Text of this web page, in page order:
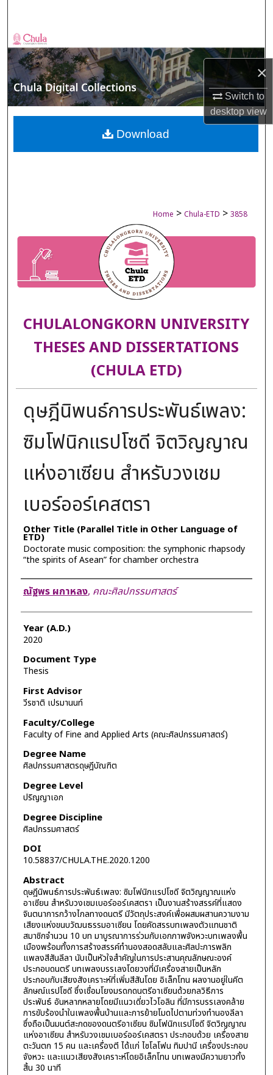
×
Switch to
desktopview
Browse Collections
My Account
About
Digital Commons Network™
Home > Chula-ETD > 3858
CHULALONGKORN UNIVERSITY
THESES AND DISSERTATIONS
(CHULA ETD)
ดุษฎีนิพนธ์การประพันธ์เพลง:
ซิมโฟนิกแรปโซดี จิตวิญญาณ
แห่งอาเซียน สำหรับวงเชม
เบอร์ออร์เคสตรา
Other Title (Parallel Title in Other Language of
ETD)
Doctorate music composition: the symphonic rhapsody
“the spirits of Asean” for chamber orchestra
Author
ณัฐพร ผกาหลง, คณะศิลปกรรมศาสตร์
Year (A.D.)
2020
Document Type
Thesis
First Advisor
วีรชาติ เปรมานนท์
Faculty/College
Faculty of Fine and Applied Arts (คณะศิลปกรรมศาสตร์)
Degree Name
ศิลปกรรมศาสตรดุษฎีบัณฑิต
Degree Level
ปริญญาเอก
Degree Discipline
ศิลปกรรมศาสตร์
DOI
10.58837/CHULA.THE.2020.1200
Abstract
ดุษฎีนิพนธ์การประพันธ์เพลง: ซิมโฟนิกแรปโซดี จิตวิญญาณแห่ง
อาเซียน สำหรับวงเชมเบอร์ออร์เคสตรา เป็นงานสร้างสรรค์ที่แสดง
จินตนาการกว้างไกลทางดนตรี มีวัตถุประสงค์เพื่อผสมผสานความงาม
เสียงแห่งขนบวัฒนธรรมอาเซียน โดยคัดสรรบทเพลงตัวแทนชาติ
สมาชิกจำนวน 10 บท มาบูรณาการร่วมกับเอกภาพจังหวะบทเพลงพื้น
เมืองพร้อมทั้งการสร้างสรรค์ทำนองสอดสลับและศิลปะการพลิก
แพลงสีสันลีลา นับเป็นหัวใจสำคัญในการประสานคุณลักษณะองค์
ประกอบดนตรี บทเพลงบรรเลงโดยวงที่มีเครื่องสายเป็นหลัก
ประกอบกับเสียงสังเคราะห์ที่เพิ่มสีสันโดย อิเล็กโทน ผลงานอยู่ในคีต
ลักษณ์แรปโซดี ซึ่งเชื่อมโยงมรดกดนตรีอาเซียนด้วยกลวิธีการ
ประพันธ์ อันหลากหลายโดยมีแนวเดี่ยวไวโอลิน ที่มีการบรรเลงคล้าย
การขับร้องนำในเพลงพื้นบ้านและการย้ายโมดไปตามท่วงทำนองลีลา
ซึ่งถือเป็นมนต์สะกดของดนตรีอาเซียน ซิมโฟนิกแรปโซดี จิตวิญญาณ
แห่งอาเซียน สำหรับวงเชมเบอร์ออร์เคสตรา ประกอบด้วย เครื่องสาย
ตะวันตก 15 คน และเครื่องตี ได้แก่ ไซโลโฟน ทิมปานี เครื่องประกอบ
จังหวะ และแนวเสียงสังเคราะห์โดยอิเล็กโทน บทเพลงมีความยาวทั้ง
สิ้น 30 นาที
Download